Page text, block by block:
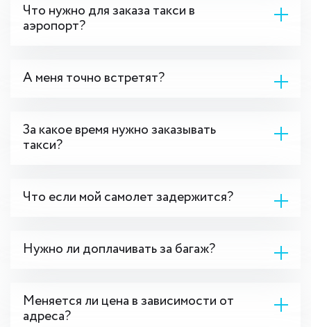
Что нужно для заказа такси в
аэропорт?
А меня точно встретят?
За какое время нужно заказывать
такси?
Что если мой самолет задержится?
Нужно ли доплачивать за багаж?
Меняется ли цена в зависимости от
адреса?